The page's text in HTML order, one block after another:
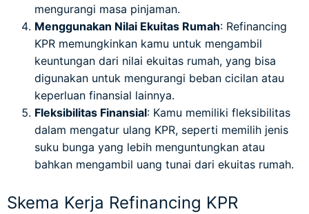
mengurangi masa pinjaman.
Menggunakan Nilai Ekuitas Rumah: Refinancing
KPR memungkinkan kamu untuk mengambil
keuntungan dari nilai ekuitas rumah, yang bisa
digunakan untuk mengurangi beban cicilan atau
keperluan finansial lainnya.
Fleksibilitas Finansial: Kamu memiliki fleksibilitas
dalam mengatur ulang KPR, seperti memilih jenis
suku bunga yang lebih menguntungkan atau
bahkan mengambil uang tunai dari ekuitas rumah.
Skema Kerja Refinancing KPR